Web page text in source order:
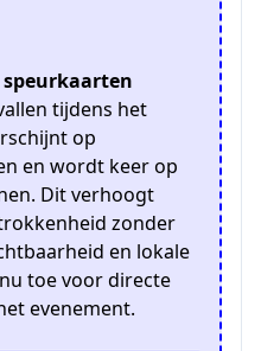
speurkaarten
tijdens het
op
en wordt keer op
Dit verhoogt
zonder
en lokale
toe voor directe
evenement.